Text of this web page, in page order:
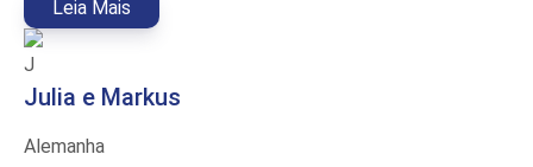
Leia Mais
J
Julia e Markus
Alemanha